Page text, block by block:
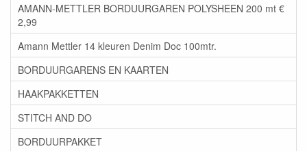
AMANN-METTLER BORDUURGAREN POLYSHEEN 200 mt €
2,99
Amann Mettler 14 kleuren Denim Doc 100mtr.
BORDUURGARENS EN KAARTEN
HAAKPAKKETTEN
STITCH AND DO
BORDUURPAKKET